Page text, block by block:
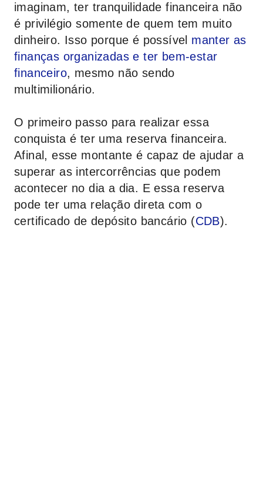
imaginam, ter tranquilidade financeira não
é privilégio somente de quem tem muito
dinheiro. Isso porque é possível manter as
finanças organizadas e ter bem-estar
financeiro, mesmo não sendo
multimilionário.
O primeiro passo para realizar essa
conquista é ter uma reserva financeira.
Afinal, esse montante é capaz de ajudar a
superar as intercorrências que podem
acontecer no dia a dia. E essa reserva
pode ter uma relação direta com o
certificado de depósito bancário (CDB).